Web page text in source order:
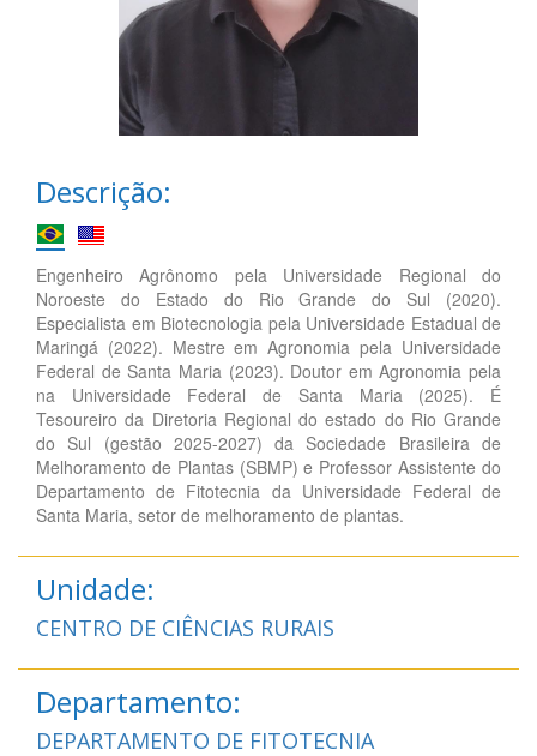
Descrição:
Engenheiro Agrônomo pela Universidade Regional do
Noroeste do Estado do Rio Grande do Sul (2020).
Especialista em Biotecnologia pela Universidade Estadual de
Maringá (2022). Mestre em Agronomia pela Universidade
Federal de Santa Maria (2023). Doutor em Agronomia pela
na Universidade Federal de Santa Maria (2025). É
Tesoureiro da Diretoria Regional do estado do Rio Grande
do Sul (gestão 2025-2027) da Sociedade Brasileira de
Melhoramento de Plantas (SBMP) e Professor Assistente do
Departamento de Fitotecnia da Universidade Federal de
Santa Maria, setor de melhoramento de plantas.
Unidade:
CENTRO DE CIÊNCIAS RURAIS
Departamento:
DEPARTAMENTO DE FITOTECNIA